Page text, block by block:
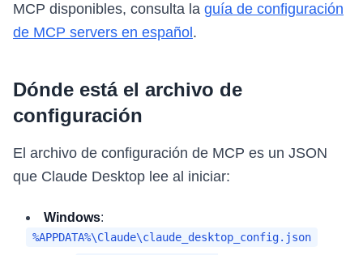
MCP disponibles, consulta la guía de configuración
de MCP servers en español .
Dónde está el archivo de
configuración
El archivo de configuración de MCP es un JSON
que Claude Desktop lee al iniciar:
Windows:
%APPDATA%\Claude\claude_desktop_config.json